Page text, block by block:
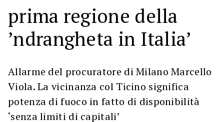
prima regione della
’ndrangheta in Italia’
Allarme del procuratore di Milano Marcello
Viola. La vicinanza col Ticino significa
potenza di fuoco in fatto di disponibilità
‘senza limiti di capitali’